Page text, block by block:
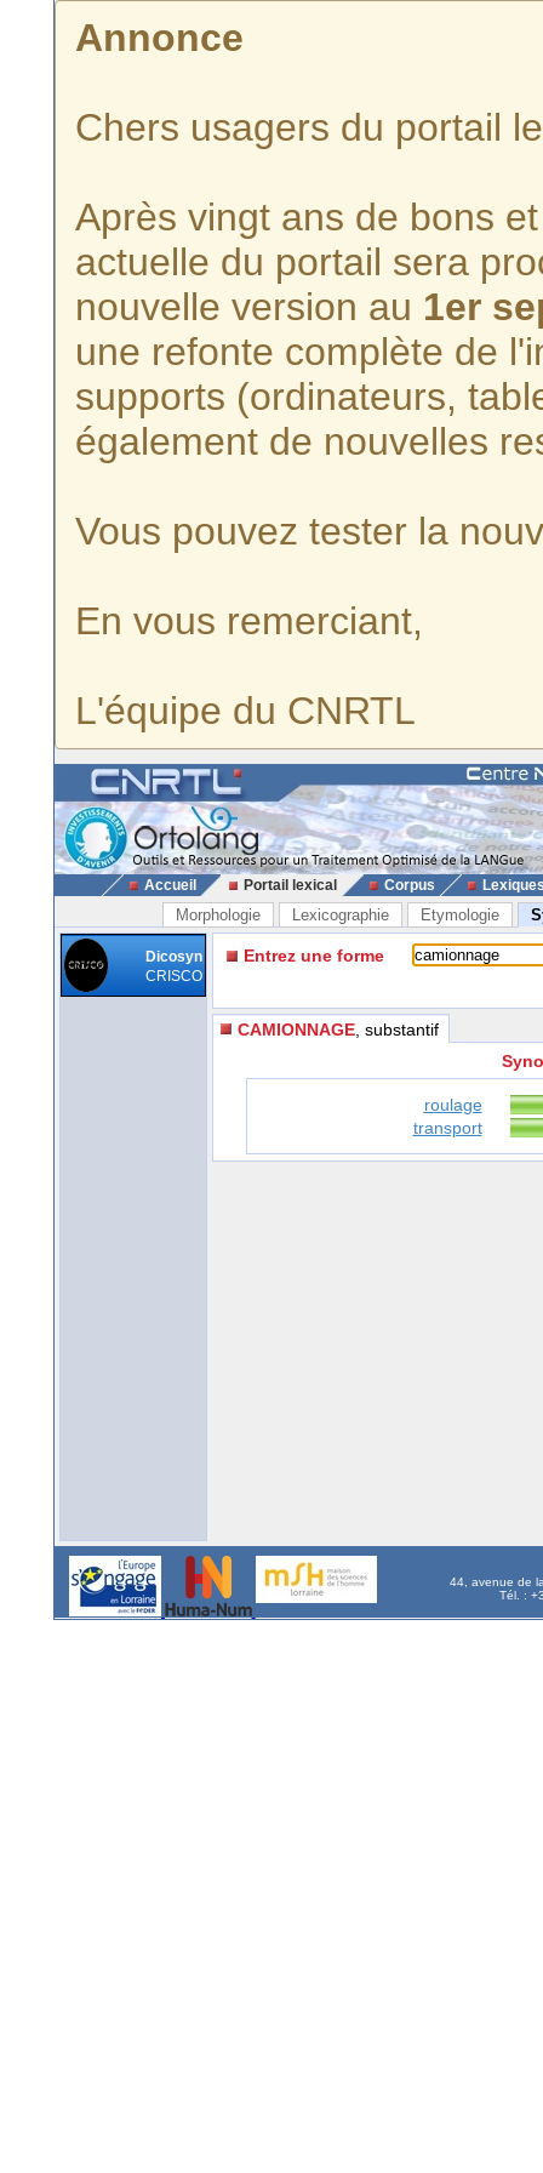
Annonce
Chers usagers du portail
Après vingt ans de bons
actuelle du portail sera
nouvelle version au 1er
une refonte complète de
supports (ordinateurs,
également de nouvelles
Vous pouvez tester la
En vous remerciant,
L'équipe du CNRTL
Accueil Portail lexical Corpus
Morphologie Lexicographie Etymologie
Dicosyn
CRISCO
Entrez une forme
CAMIONNAGE , substantif
roulage
transport
44, avenue de
Tél. :